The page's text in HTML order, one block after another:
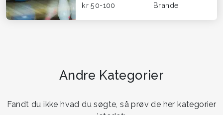
kr 50-100 Brande
Andre Kategorier
Fandt du ikke hvad du søgte, så prøv de her kategorier